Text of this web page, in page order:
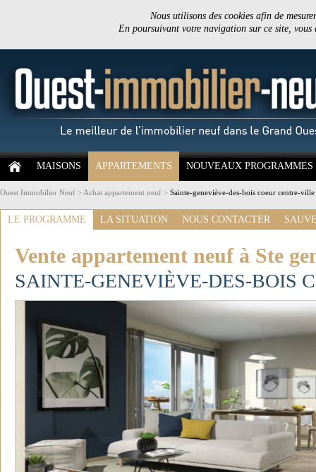
Nous utilisons des cookies afin de
En poursuivant votre navigation sur ce site,
MAISONS APPARTEMENTS NOUVEAUX PROGRAMMES
Ouest Immobilier Neuf > Achat appartement neuf > Sainte-geneviève-des-bois coeur centre-
LE PROGRAMME LA SITUATION NOUS CONTACTER
Vente appartement neuf à Ste
SAINTE-GENEVIÈVE-DES-BOIS